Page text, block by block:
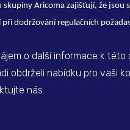
Aricoma zajišťují, že jsou
dodržování regulačních
o další informace k této
obdrželi nabídku pro vaši
nás.